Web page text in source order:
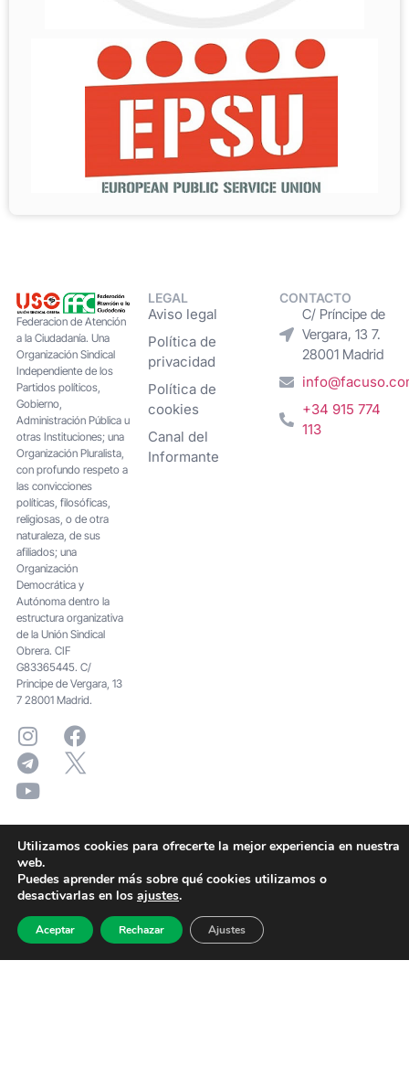
Federacion de Atención
a la Ciudadanía. Una
Organización Sindical
Independiente de los
Partidos políticos,
Gobierno,
Administración Pública u
otras Instituciones; una
Organización Pluralista,
con profundo respeto a
las convicciones
políticas, filosóficas,
religiosas, o de otra
naturaleza, de sus
afiliados; una
Organización
Democrática y
Autónoma dentro la
estructura organizativa
de la Unión Sindical
Obrera. CIF
G83365445. C/
Principe de Vergara, 13
7 28001 Madrid.
LEGAL
Aviso legal
Política de
privacidad
Política de
cookies
Canal del
Informante
CONTACTO
C/ Príncipe de
Vergara, 13 7.
28001 Madrid
+34 915 774
113
Utilizamos cookies para ofrecerte la mejor experiencia en nuestra
web.
Puedes aprender más sobre qué cookies utilizamos o
desactivarlas en los ajustes.
Aceptar Rechazar Ajustes